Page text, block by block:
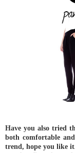
Have you also tried
both comfortable
trend, hope you like